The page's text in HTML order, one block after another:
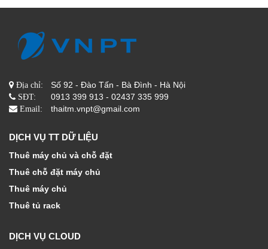
Địa chỉ: Số 92 - Đào Tấn - Bà Đình - Hà Nội
SĐT: 0913 399 913 - 02437 335 999
Email: thaitm.vnpt@gmail.com
DỊCH VỤ TT DỮ LIỆU
Thuê máy chủ và chỗ đặt
Thuê chỗ đặt máy chủ
Thuê máy chủ
Thuê tủ rack
DỊCH VỤ CLOUD